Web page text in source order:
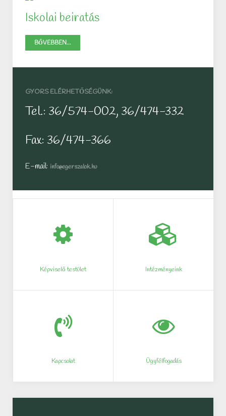
Iskolai beiratás
BŐVEBBEN...
GYORS ELÉRHETŐSÉGÜNK:
Tel.: 36/574-002, 36/474-332
Fax: 36/474-366
E-mail: info@egerszalok.hu
Képviselő testület Intézményeink
Kapcsolat Ügyfélfogadás